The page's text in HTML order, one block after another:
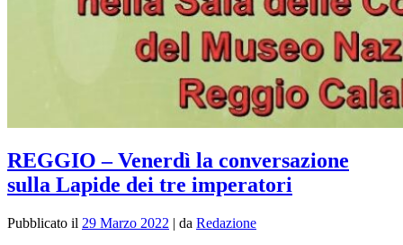
REGGIO – Venerdì la conversazione
sulla Lapide dei tre imperatori
Pubblicato il 29 Marzo 2022 | da Redazione